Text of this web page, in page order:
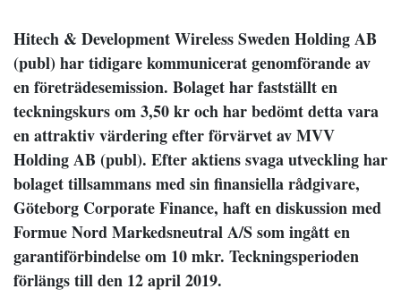
Hitech & Development Wireless Sweden Holding AB
(publ) har tidigare kommunicerat genomförande av
en företrädesemission. Bolaget har fastställt en
teckningskurs om 3,50 kr och har bedömt detta vara
en attraktiv värdering efter förvärvet av MVV
Holding AB (publ). Efter aktiens svaga utveckling har
bolaget tillsammans med sin finansiella rådgivare,
Göteborg Corporate Finance, haft en diskussion med
Formue Nord Markedsneutral A/S som ingått en
garantiförbindelse om 10 mkr. Teckningsperioden
förlängs till den 12 april 2019.